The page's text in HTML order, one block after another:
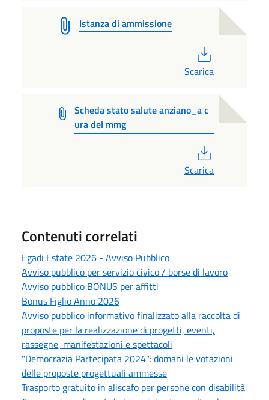
Istanza di ammissione
Scarica
Scheda stato salute anziano_a c
ura del mmg
Scarica
Contenuti correlati
Egadi Estate 2026 - Avviso Pubblico
Avviso pubblico per servizio civico / borse di lavoro
Avviso pubblico BONUS per affitti
Bonus Figlio Anno 2026
Avviso pubblico informativo finalizzato alla raccolta di
proposte per la realizzazione di progetti, eventi,
rassegne, manifestazioni e spettacoli
"Democrazia Partecipata 2024": domani le votazioni
delle proposte progettuali ammesse
Trasporto gratuito in aliscafo per persone con disabilità